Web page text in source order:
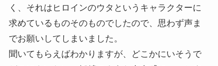
く、それはヒロインのウタというキャラクターに
求めているものそのものでしたので、思わず声ま
でお願いしてしまいました。
聞いてもらえばわかりますが、どこかにいそうで